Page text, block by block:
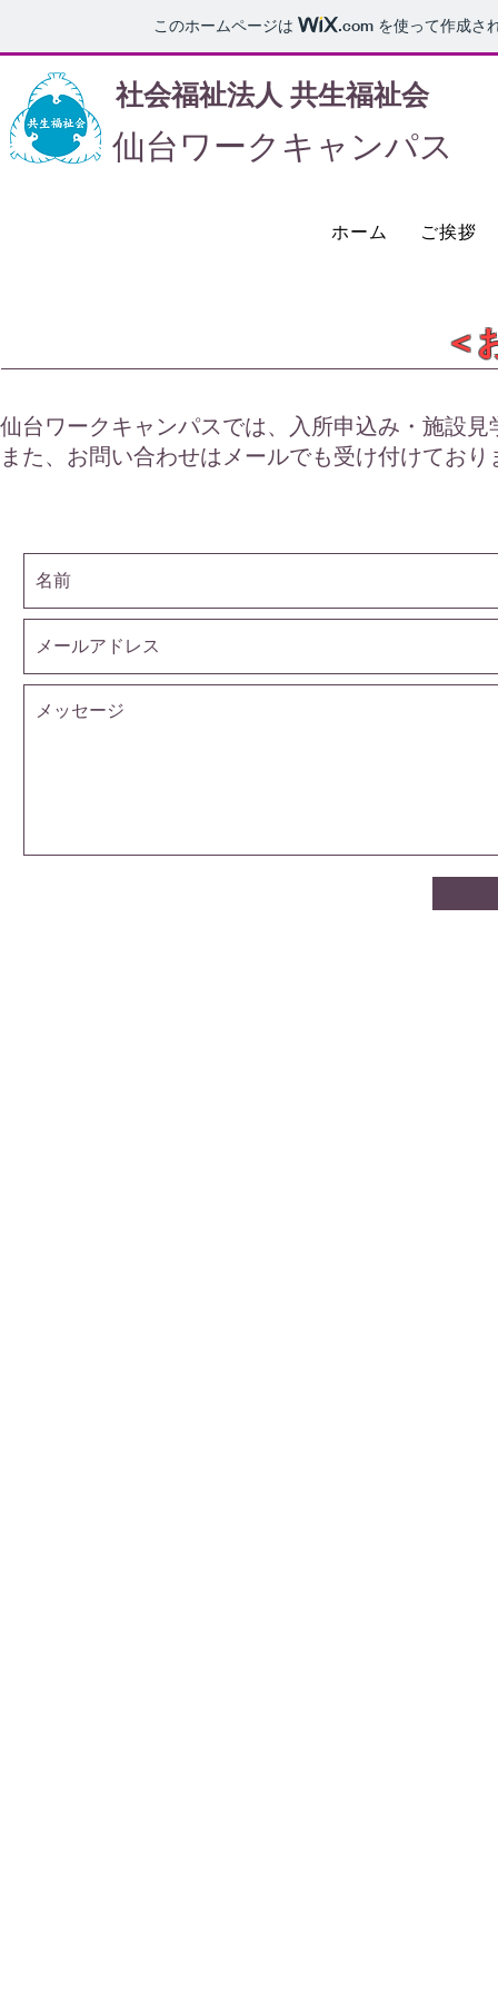
このホームページは .com を使って作成さ
社会福祉法人 共生福祉会
仙台ワークキャンパス
ホーム ご挨拶
＜
仙台ワークキャンパスでは、入所申込み・施設
また、お問い合わせはメールでも受け付けてお